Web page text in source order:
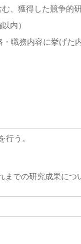
、獲得した競争的研
内）
職務内容に挙げた
う。
での研究成果につ